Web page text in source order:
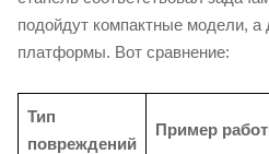
подойдут компактные модели,
платформы. Вот сравнение:
Тип
повреждений
Пример работ